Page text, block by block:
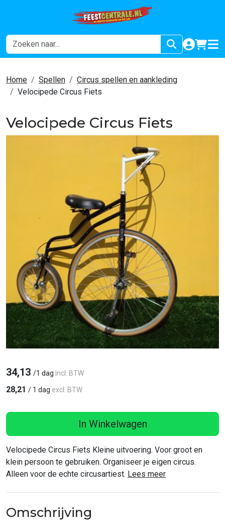
naar
Home Spellen
Circus spellen en aankleding
Velocipede Circus Fiets
Velocipede Circus Fiets
34,13 /1 dag incl. BTW
28,21 / 1 dag excl. BTW
In Winkelwagen
Velocipede Circus Fiets Kleine uitvoering. Voor groot en
klein persoon te gebruiken. Organiseer je eigen circus.
Alleen voor de echte circusartiest. Lees meer
Omschrijving